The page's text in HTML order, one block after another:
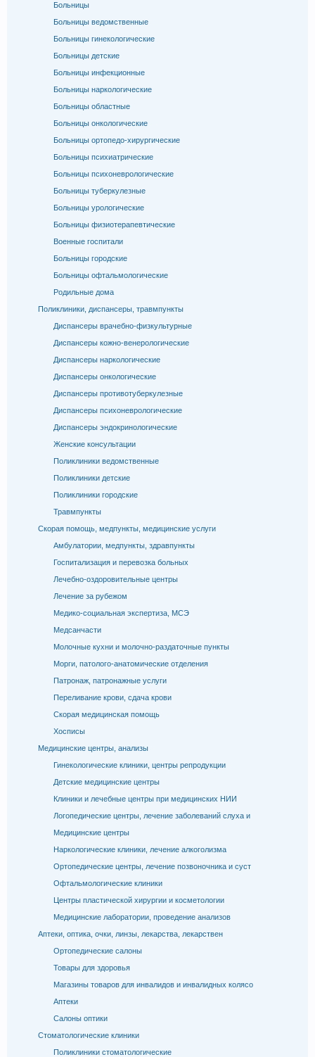
Больницы
Больницы ведомственные
Больницы гинекологические
Больницы детские
Больницы инфекционные
Больницы наркологические
Больницы областные
Больницы онкологические
Больницы ортопедо-хирургические
Больницы психиатрические
Больницы психоневрологические
Больницы туберкулезные
Больницы урологические
Больницы физиотерапевтические
Военные госпитали
Больницы городские
Больницы офтальмологические
Родильные дома
Поликлиники, диспансеры, травмпункты
Диспансеры врачебно-физкультурные
Диспансеры кожно-венерологические
Диспансеры наркологические
Диспансеры онкологические
Диспансеры противотуберкулезные
Диспансеры психоневрологические
Диспансеры эндокринологические
Женские консультации
Поликлиники ведомственные
Поликлиники детские
Поликлиники городские
Травмпункты
Скорая помощь, медпункты, медицинские услуги
Амбулатории, медпункты, здравпункты
Госпитализация и перевозка больных
Лечебно-оздоровительные центры
Лечение за рубежом
Медико-социальная экспертиза, МСЭ
Медсанчасти
Молочные кухни и молочно-раздаточные пункты
Морги, патолого-анатомические отделения
Патронаж, патронажные услуги
Переливание крови, сдача крови
Скорая медицинская помощь
Хосписы
Медицинские центры, анализы
Гинекологические клиники, центры репродукции
Детские медицинские центры
Клиники и лечебные центры при медицинских НИИ
Логопедические центры, лечение заболеваний слуха и
Медицинские центры
Наркологические клиники, лечение алкоголизма
Ортопедические центры, лечение позвоночника и суст
Офтальмологические клиники
Центры пластической хирургии и косметологии
Медицинские лаборатории, проведение анализов
Аптеки, оптика, очки, линзы, лекарства, лекарствен
Ортопедические салоны
Товары для здоровья
Магазины товаров для инвалидов и инвалидных колясо
Аптеки
Салоны оптики
Стоматологические клиники
Поликлиники стоматологические